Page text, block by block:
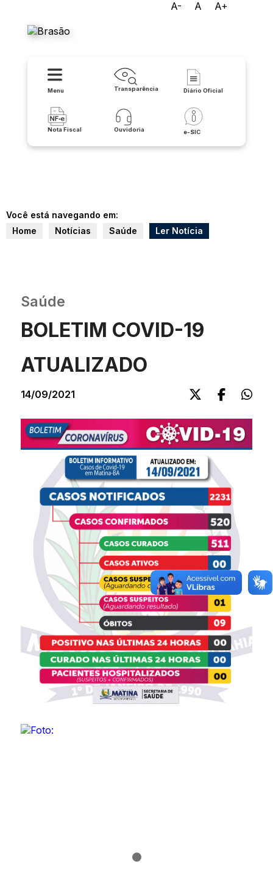
A- A A+
Menu Transparência Diário Oficial
Nota Fiscal Ouvidoria e-SIC
Você está navegando em:
Home
Notícias Saúde Ler Notícia
Saúde
BOLETIM COVID-19
ATUALIZADO
14/09/2021